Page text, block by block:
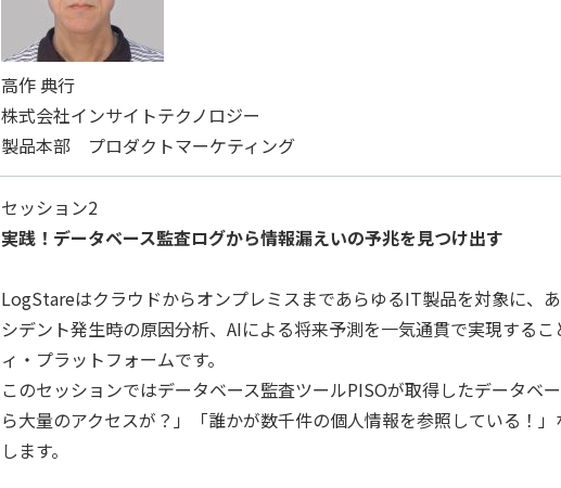
高作 典行
株式会社インサイトテクノロジー
製品本部 プロダクトマーケティング
セッション2
実践！データベース監査ログから情報漏えいの予兆を見つけ出す
LogStareはクラウドからオンプレミスまであらゆるIT製品を対象に、
シデント発生時の原因分析、AIによる将来予測を一気通貫で実現する
ィ・プラットフォームです。
このセッションではデータベース監査ツールPISOが取得したデータ
ら大量のアクセスが？」「誰かが数千件の個人情報を参照している！
します。